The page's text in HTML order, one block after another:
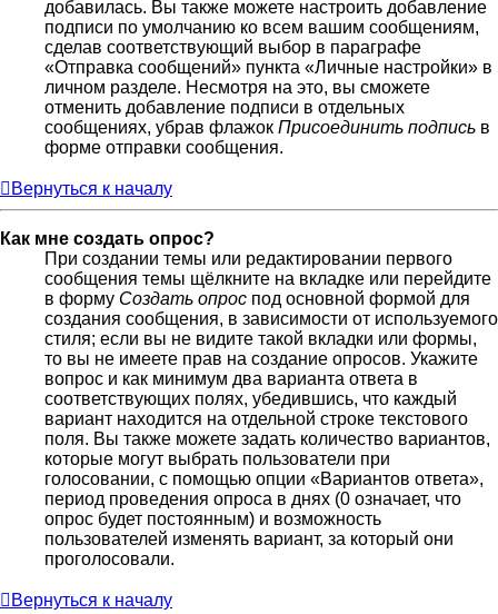
добавилась. Вы также можете настроить добавление
подписи по умолчанию ко всем вашим сообщениям,
сделав соответствующий выбор в параграфе
«Отправка сообщений» пункта «Личные настройки» в
личном разделе. Несмотря на это, вы сможете
отменить добавление подписи в отдельных
сообщениях, убрав флажок Присоединить подпись в
форме отправки сообщения.
Вернуться к началу
Как мне создать опрос?
При создании темы или редактировании первого
сообщения темы щёлкните на вкладке или перейдите
в форму Создать опрос под основной формой для
создания сообщения, в зависимости от используемого
стиля; если вы не видите такой вкладки или формы,
то вы не имеете прав на создание опросов. Укажите
вопрос и как минимум два варианта ответа в
соответствующих полях, убедившись, что каждый
вариант находится на отдельной строке текстового
поля. Вы также можете задать количество вариантов,
которые могут выбрать пользователи при
голосовании, с помощью опции «Вариантов ответа»,
период проведения опроса в днях (0 означает, что
опрос будет постоянным) и возможность
пользователей изменять вариант, за который они
проголосовали.
Вернуться к началу